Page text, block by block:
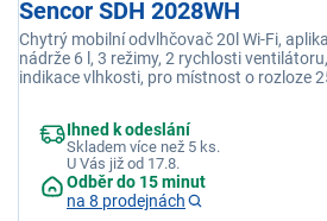
Sencor SDH 2028WH
Chytrý mobilní odvlhčovač 20l Wi-Fi,
nádrže 6 l, 3 režimy, 2 rychlosti
indikace vlhkosti, pro místnost o rozloze
Ihned k odeslání
Skladem více než 5 ks.
U Vás již od 17.8.
Odběr do 15 minut
na 8 prodejnách